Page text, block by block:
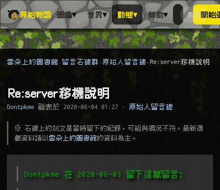
原始物語 圖鑑▾ 世界▾ 動態▾ 幫助▾
搜尋萬物
搜人物、
索引開始
雲朵上的圖書館 留言石碑群 原始人留言碑 Re:server移機說明
Re:server移機說明
Dontpkme 發表於 2020-06-04 01:27 · 原始人留言碑
※ 石碑上的刻文是當時留下的紀錄，可能與現況不符。最新遊
戲資料請以 雲朵上的圖書館的資料為主。
Dontpkme 在 2020-06-03 留下這篇留言﹕